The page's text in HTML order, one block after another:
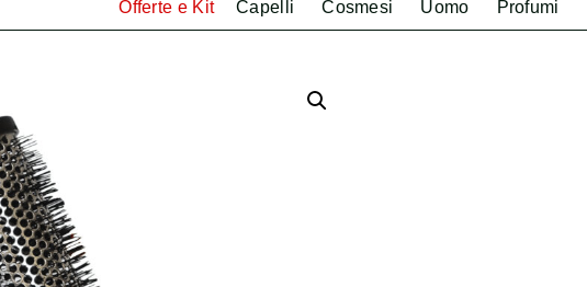
Offerte e Kit Capelli Cosmesi Uomo Profumi